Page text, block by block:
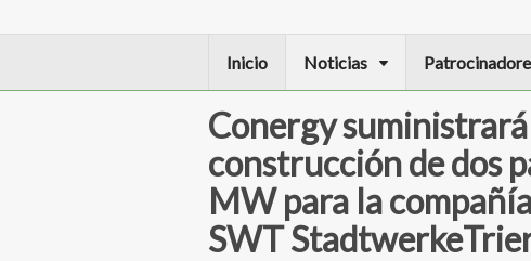
Inicio Noticias
Conergy
construcción de dos
MW para la
SWT